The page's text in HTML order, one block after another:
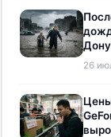
свет
26